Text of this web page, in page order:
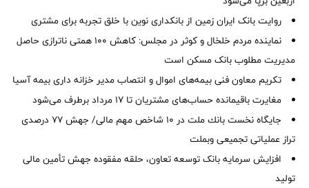
روایت بانک ایران زمین از بانکداری نوین با خلق تجربه برای مشتری
نماینده مردم خلخال و کوثر در مجلس: کاهش ۱۰۰ همتی ناترازی حاصل
مدیریت مطلوب بانک مسکن است
تکریم معاون فنی بیمه‌های اموال و انتصاب مدیر خزانه داری بیمه آسیا
مغایرت‌ باقیمانده حساب‌های مشتریان تا ۱۷ مرداد برطرف می‌شود
جایگاه نخست بانك ملت در 10 شاخص مهم مالی/ جهش 77 درصدی
تراز عملیاتی تجمیعی وبملت
افزایش سرمایه بانک توسعه تعاون، حلقه مفقوده جهش تأمین مالی
تولید